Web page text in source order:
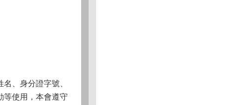
、身分證字號、
等使用，本會遵守